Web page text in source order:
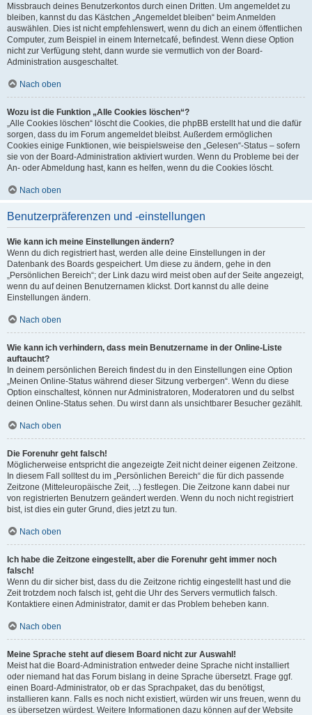
Missbrauch deines Benutzerkontos durch einen Dritten. Um angemeldet zu
bleiben, kannst du das Kästchen „Angemeldet bleiben“ beim Anmelden
auswählen. Dies ist nicht empfehlenswert, wenn du dich an einem öffentlichen
Computer, zum Beispiel in einem Internetcafé, befindest. Wenn diese Option
nicht zur Verfügung steht, dann wurde sie vermutlich von der Board-
Administration ausgeschaltet.
Nach oben
Wozu ist die Funktion „Alle Cookies löschen“?
„Alle Cookies löschen“ löscht die Cookies, die phpBB erstellt hat und die dafür
sorgen, dass du im Forum angemeldet bleibst. Außerdem ermöglichen
Cookies einige Funktionen, wie beispielsweise den „Gelesen“-Status – sofern
sie von der Board-Administration aktiviert wurden. Wenn du Probleme bei der
An- oder Abmeldung hast, kann es helfen, wenn du die Cookies löscht.
Nach oben
Benutzerpräferenzen und -einstellungen
Wie kann ich meine Einstellungen ändern?
Wenn du dich registriert hast, werden alle deine Einstellungen in der
Datenbank des Boards gespeichert. Um diese zu ändern, gehe in den
„Persönlichen Bereich“; der Link dazu wird meist oben auf der Seite angezeigt,
wenn du auf deinen Benutzernamen klickst. Dort kannst du alle deine
Einstellungen ändern.
Nach oben
Wie kann ich verhindern, dass mein Benutzername in der Online-Liste
auftaucht?
In deinem persönlichen Bereich findest du in den Einstellungen eine Option
„Meinen Online-Status während dieser Sitzung verbergen“. Wenn du diese
Option einschaltest, können nur Administratoren, Moderatoren und du selbst
deinen Online-Status sehen. Du wirst dann als unsichtbarer Besucher gezählt.
Nach oben
Die Forenuhr geht falsch!
Möglicherweise entspricht die angezeigte Zeit nicht deiner eigenen Zeitzone.
In diesem Fall solltest du im „Persönlichen Bereich“ die für dich passende
Zeitzone (Mitteleuropäische Zeit, ...) festlegen. Die Zeitzone kann dabei nur
von registrierten Benutzern geändert werden. Wenn du noch nicht registriert
bist, ist dies ein guter Grund, dies jetzt zu tun.
Nach oben
Ich habe die Zeitzone eingestellt, aber die Forenuhr geht immer noch
falsch!
Wenn du dir sicher bist, dass du die Zeitzone richtig eingestellt hast und die
Zeit trotzdem noch falsch ist, geht die Uhr des Servers vermutlich falsch.
Kontaktiere einen Administrator, damit er das Problem beheben kann.
Nach oben
Meine Sprache steht auf diesem Board nicht zur Auswahl!
Meist hat die Board-Administration entweder deine Sprache nicht installiert
oder niemand hat das Forum bislang in deine Sprache übersetzt. Frage ggf.
einen Board-Administrator, ob er das Sprachpaket, das du benötigst,
installieren kann. Falls es noch nicht existiert, würden wir uns freuen, wenn du
es übersetzen würdest. Weitere Informationen dazu können auf der Website